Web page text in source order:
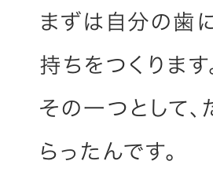
まずは自分の歯
持ちをつくります
その一つとして
らったんです。